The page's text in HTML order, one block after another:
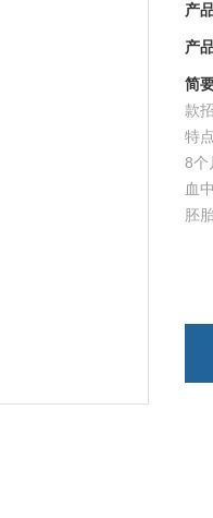
产
产
简
款
特
8个
血
胚